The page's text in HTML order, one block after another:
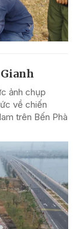
ảnh chụp
về chiến
trên Bến Phà